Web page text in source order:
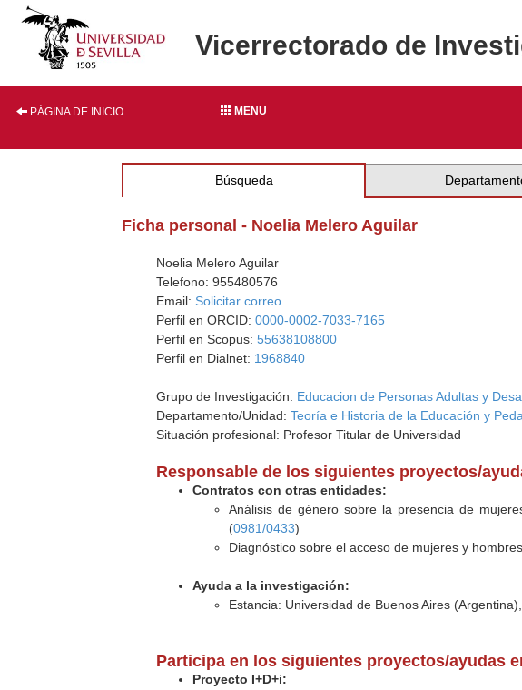
Vicerrectorado de
PÁGINA DE INICIO MENU
Búsqueda
Ficha personal - Noelia Melero Aguilar
Noelia Melero Aguilar
Telefono: 955480576
Email: Solicitar correo
Perfil en ORCID:0000-0002-7033-7165
Perfil en Scopus:55638108800
Perfil en Dialnet: 1968840
Grupo de Investigación: Educacion de Personas Adultas y
Departamento/Unidad:Teoría e Historia de la Educación y
Situación profesional: Profesor Titular de Universidad
Responsable de los siguientes proyectos/
Contratos con otras entidades:
Análisis de género sobre la presencia de
(0981/0433)
Diagnóstico sobre el acceso de mujeres y
Ayuda a la investigación:
Estancia: Universidad de Buenos Aires
Participa en los siguientes proyectos/ayudas
Proyecto I+D+i: